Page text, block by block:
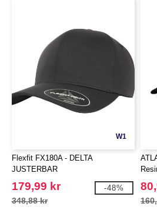
W1
Flexfit FX180A - DELTA
JUSTERBAR
179,99 kr
348,88 kr
-48%